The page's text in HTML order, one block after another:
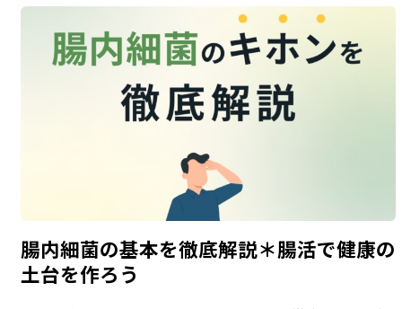
腸内細菌の基本を徹底解説＊腸活で健康の
土台を作ろう